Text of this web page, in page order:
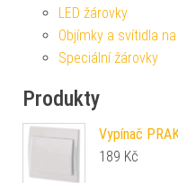
LED žárovky
Objímky a svítidla
Speciální žárovky
Produkty
Vypínač
189 Kč